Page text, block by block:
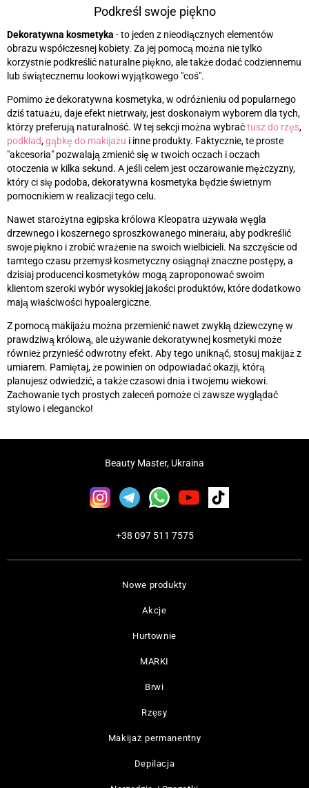
Podkreśl swoje piękno
Dekoratywna kosmetyka - to jeden z nieodłącznych elementów
obrazu współczesnej kobiety. Za jej pomocą można nie tylko
korzystnie podkreślić naturalne piękno, ale także dodać codziennemu
lub świątecznemu lookowi wyjątkowego "coś".
Pomimo że dekoratywna kosmetyka, w odróżnieniu od popularnego
dziś tatuażu, daje efekt nietrwały, jest doskonałym wyborem dla tych,
którzy preferują naturalność. W tej sekcji można wybraćtusz do rzęs,
podkład,gąbkę do makijażu i inne produkty. Faktycznie, te proste
"akcesoria" pozwalają zmienić się w twoich oczach i oczach
otoczenia w kilka sekund. A jeśli celem jest oczarowanie mężczyzny,
który ci się podoba, dekoratywna kosmetyka będzie świetnym
pomocnikiem w realizacji tego celu.
Nawet starożytna egipska królowa Kleopatra używała węgla
drzewnego i koszernego sproszkowanego minerału, aby podkreślić
swoje piękno i zrobić wrażenie na swoich wielbicieli. Na szczęście od
tamtego czasu przemysł kosmetyczny osiągnął znaczne postępy, a
dzisiaj producenci kosmetyków mogą zaproponować swoim
klientom szeroki wybór wysokiej jakości produktów, które dodatkowo
mają właściwości hypoalergiczne.
Z pomocą makijażu można przemienić nawet zwykłą dziewczynę w
prawdziwą królową, ale używanie dekoratywnej kosmetyki może
również przynieść odwrotny efekt. Aby tego uniknąć, stosuj makijaż z
umiarem. Pamiętaj, że powinien on odpowiadać okazji, którą
planujesz odwiedzić, a także czasowi dnia i twojemu wiekowi.
Zachowanie tych prostych zaleceń pomoże ci zawsze wyglądać
stylowo i elegancko!
Nowe produkty
Akcje
Hurtownie
MARKI
Brwi
Rzęsy
Makijaż permanentny
Depilacja
Beauty Master, Ukraina
+38 097 511 7575